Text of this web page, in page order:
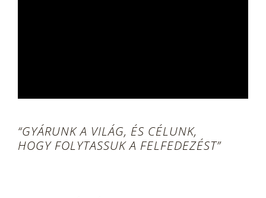
“GYÁRUNK A VILÁG, ÉS CÉLUNK,
HOGY FOLYTASSUK A FELFEDEZÉST”